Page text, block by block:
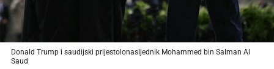
Donald Trump i saudijski prijestolonasljednik Mohammed bin Salman Al
Saud